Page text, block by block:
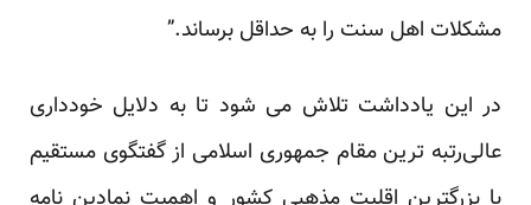
مشکلات اهل سنت را به حداقل برساند.”
در این یادداشت تلاش می شود تا به دلایل خودداری
عالی‌رتبه ترین مقام جمهوری اسلامی از گفتگوی مستقیم